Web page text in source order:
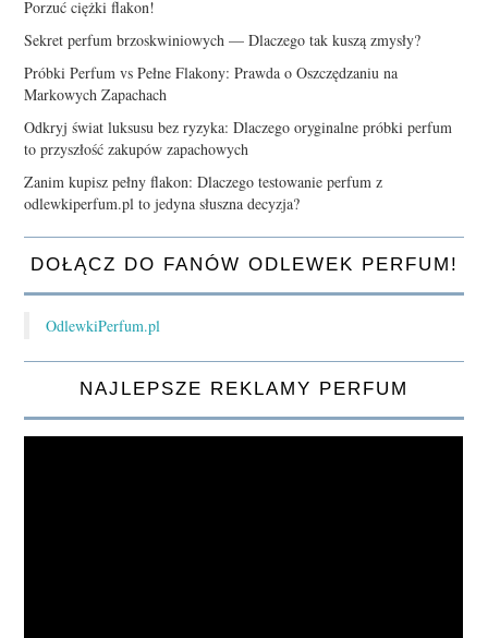
Porzuć ciężki flakon!
Sekret perfum brzoskwiniowych — Dlaczego tak kuszą zmysły?
Próbki Perfum vs Pełne Flakony: Prawda o Oszczędzaniu na
Markowych Zapachach
Odkryj świat luksusu bez ryzyka: Dlaczego oryginalne próbki perfum
to przyszłość zakupów zapachowych
Zanim kupisz pełny flakon: Dlaczego testowanie perfum z
odlewkiperfum.pl to jedyna słuszna decyzja?
DOŁĄCZ DO FANÓW ODLEWEK PERFUM!
OdlewkiPerfum.pl
NAJLEPSZE REKLAMY PERFUM